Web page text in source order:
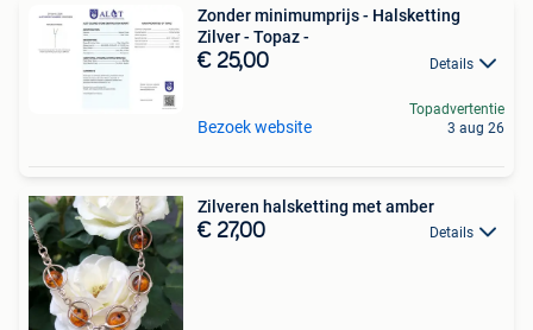
Zonder minimumprijs - Halsketting
Zilver - Topaz -
€ 25,00 Details
Bezoek website
Topadvertentie
3 aug 26
Zilveren halsketting met amber
€ 27,00 Details